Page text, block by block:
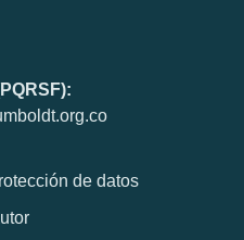
de datos